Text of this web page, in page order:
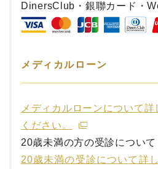
DinersClub・銀聯カード・
メディカルローン
メディカルローンについて
ください。
20歳未満の方の受診について
20歳未満の受診について詳